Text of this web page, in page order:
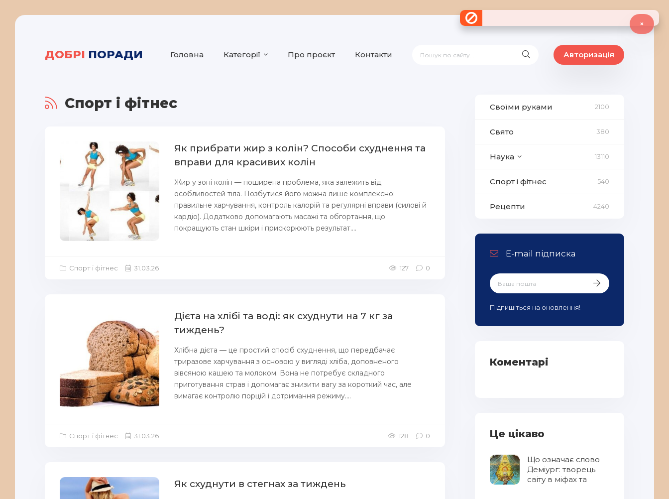
ДОБРІ ПОРАДИ Головна Категорії Про проєкт Контакти Авторизація
Спорт і фітнес
Як прибрати жир з колін? Способи схуднення та
вправи для красивих колін
Жир у зоні колін — поширена проблема, яка залежить від
особливостей тіла. Позбутися його можна лише комплексно:
правильне харчування, контроль калорій та регулярні вправи (силові й
кардіо). Додатково допомагають масажі та обгортання, що
покращують стан шкіри і прискорюють результат....
Спорт і фітнес 31.03.26 127 0
Дієта на хлібі та воді: як схуднути на 7 кг за
тиждень?
Хлібна дієта — це простий спосіб схуднення, що передбачає
триразове харчування з основою у вигляді хліба, доповненого
вівсяною кашею та молоком. Вона не потребує складного
приготування страв і допомагає знизити вагу за короткий час, але
вимагає контролю порцій і дотримання режиму....
Спорт і фітнес 31.03.26 128 0
Як схуднути в стегнах за тиждень
Своїми руками 2100
Свято 380
Наука 13110
Спорт і фітнес 540
Рецепти 4240
E-mail підписка
Підпишіться на оновлення!
Коментарі
Це цікаво
Що означає слово
Деміург: творець
світу в міфах та
×